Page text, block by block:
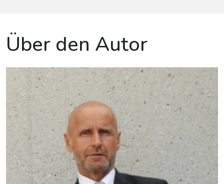
Über den Autor